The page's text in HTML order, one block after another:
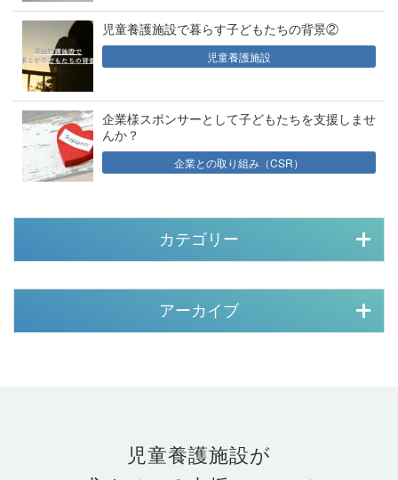
児童養護施設で暮らす子どもたちの背景②
児童養護施設
企業様スポンサーとして子どもたちを支援しませ
んか？
企業との取り組み（CSR）
カテゴリー
アーカイブ
児童養護施設が